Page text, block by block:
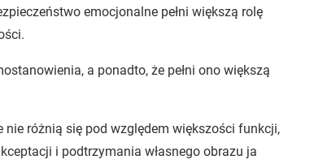
emocjonalne pełni większą rolę
a ponadto, że pełni ono większą
nie różnią się pod względem większości funkcji,
i podtrzymania własnego obrazu ja